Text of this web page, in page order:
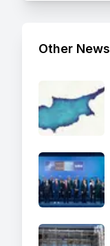
Other News